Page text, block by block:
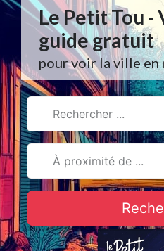
Le Petit Tou -
guide gratuit
pour voir la ville en